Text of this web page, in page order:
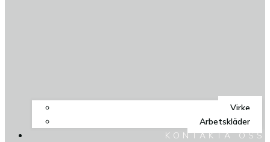
Virke
Arbetskläder
KONTAKTA OSS